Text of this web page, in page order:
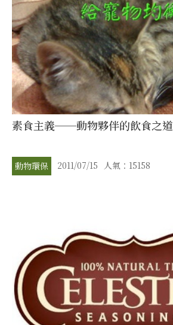
素食主義──動物夥伴的飲食之道
動物環保 2011/07/15 人氣：15158